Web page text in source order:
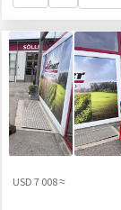
≈ 7 008 USD